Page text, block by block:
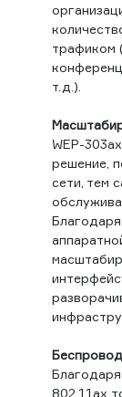
трафиком
т.д.).
WEP-
решение,
сети, тем
802.11ax